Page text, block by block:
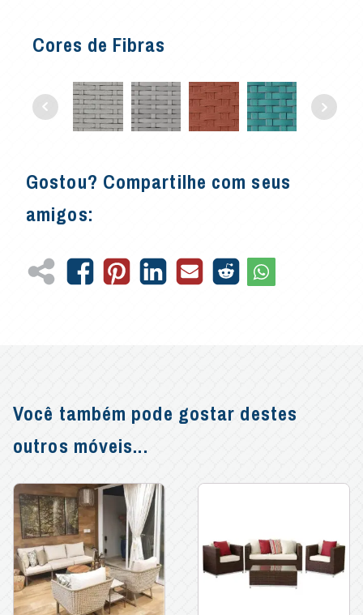
Cores de Fibras
Gostou? Compartilhe com seus
amigos:
Você também pode gostar destes
outros móveis...